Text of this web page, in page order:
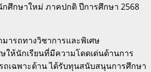
กศึกษาใหม่ ภาคปกติ ปีการศึกษา 2568
ารถทางวิชาการและพิเศษ
ให้นักเรียนที่มีความโดดเด่นด้านการ
ถเฉพาะด้าน ได้รับทุนสนับสนุนการศึกษา